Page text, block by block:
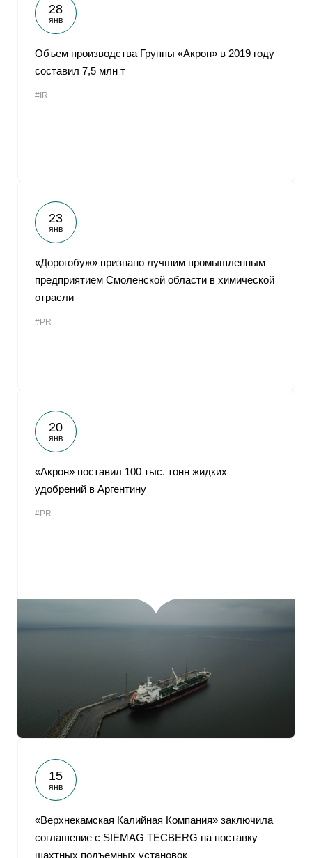
28
янв
Объем производства Группы «Акрон» в 2019 году
составил 7,5 млн т
#IR
23
янв
«Дорогобуж» признано лучшим промышленным
предприятием Смоленской области в химической
отрасли
#PR
20
янв
«Акрон» поставил 100 тыс. тонн жидких
удобрений в Аргентину
#PR
15
янв
«Верхнекамская Калийная Компания» заключила
соглашение c SIEMAG TECBERG на поставку
шахтных подъемных установок